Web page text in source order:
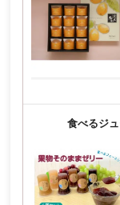
食べるジ